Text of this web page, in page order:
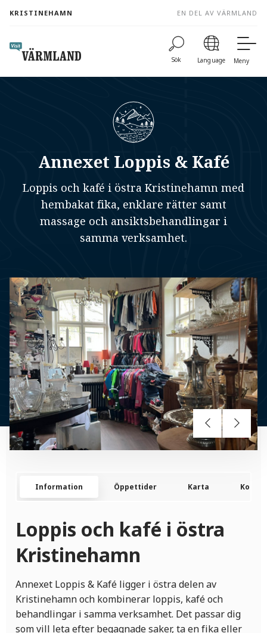
content
KRISTINEHAMN EN DEL AV VÄRMLAND
Sök Language Meny
Annexet Loppis & Kafé
Loppis och kafé i östra Kristinehamn med
hembakat fika, enklare rätter samt
massage och ansiktsbehandlingar i
samma verksamhet.
Information Öppettider Karta
Loppis och kafé i östra
Kristinehamn
Annexet Loppis & Kafé ligger i östra delen av
Kristinehamn och kombinerar loppis, kafé och
behandlingar i samma verksamhet. Det passar dig
som vill leta efter begagnade saker, ta en fika eller